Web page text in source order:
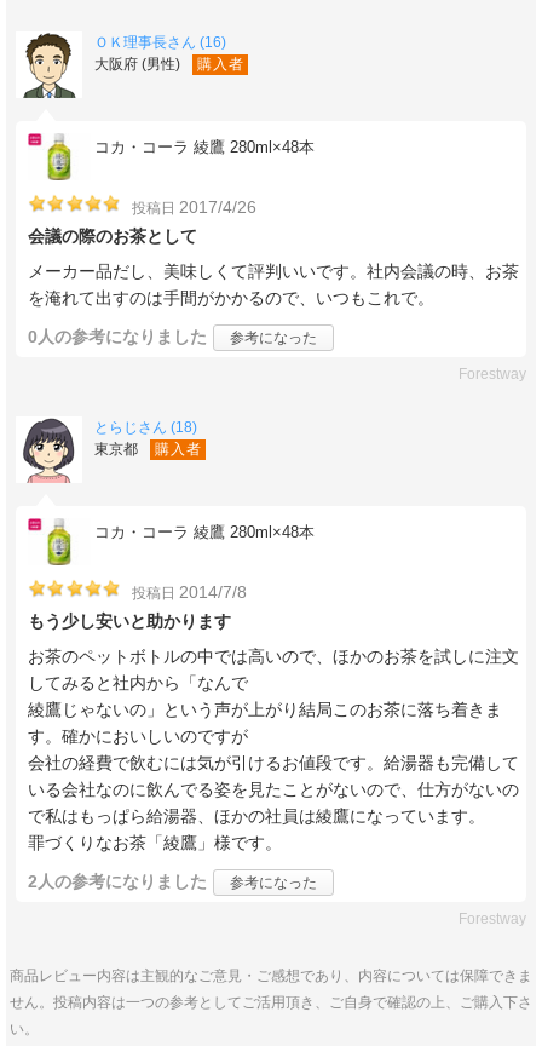
ＯＫ理事長さん (16)
大阪府 (男性)
購入者
コカ・コーラ 綾鷹 280ml×48本
投稿日 2017/4/26
会議の際のお茶として
メーカー品だし、美味しくて評判いいです。社内会議の時、お茶
を淹れて出すのは手間がかかるので、いつもこれで。
0人の参考になりました 参考になった
Forestway
とらじさん (18)
東京都
購入者
コカ・コーラ 綾鷹 280ml×48本
投稿日 2014/7/8
もう少し安いと助かります
お茶のペットボトルの中では高いので、ほかのお茶を試しに注文
してみると社内から「なんで
綾鷹じゃないの」という声が上がり結局このお茶に落ち着きま
す。確かにおいしいのですが
会社の経費で飲むには気が引けるお値段です。給湯器も完備して
いる会社なのに飲んでる姿を見たことがないので、仕方がないの
で私はもっぱら給湯器、ほかの社員は綾鷹になっています。
罪づくりなお茶「綾鷹」様です。
2人の参考になりました 参考になった
Forestway
商品レビュー内容は主観的なご意見・ご感想であり、内容については保障できま
せん。投稿内容は一つの参考としてご活用頂き、ご自身で確認の上、ご購入下さ
い。